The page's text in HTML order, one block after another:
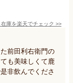
庫を楽天でチェック >>
前田利右衛門の
も美味しくて鹿
非飲んでくださ